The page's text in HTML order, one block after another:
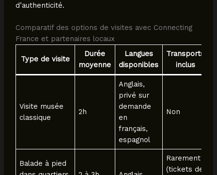
d’authenticité.
Comparatif des options de visites avec Connecting
France et partenaires locaux
Type de visite
Durée
moyenne
Langues
disponibles
Transports
inclus
Visite musée
classique
2h
Anglais,
privé sur
demande
en
français,
espagnol
Non
Balade à pied
Rarement
(tickets de